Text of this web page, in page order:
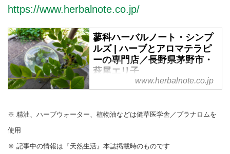
https://www.herbalnote.co.jp/
蓼科ハーバルノート・シンプ
ルズ | ハーブとアロマテラピ
ーの専門店／長野県茅野市・
萩尾エリ子
www.herbalnote.co.jp
※ 精油、ハーブウォーター、植物油などは健草医学舎／プラナロムを
使用
※ 記事中の情報は『天然生活』本誌掲載時のものです